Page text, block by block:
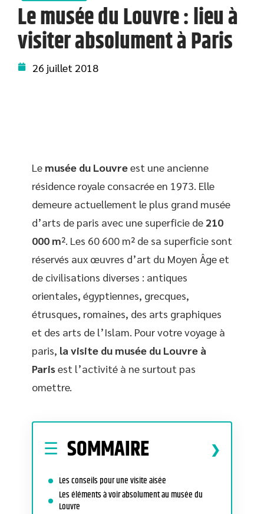
Le musée du Louvre : lieu à
visiter absolument à Paris
26 juillet 2018
Le musée du Louvreest une ancienne
résidence royale consacrée en 1973. Elle
demeure actuellement le plus grand musée
d’arts de paris avec une superficie de 210
000 m². Les 60 600 m² de sa superficie sont
réservés aux œuvres d’art du Moyen Âge et
de civilisations diverses : antiques
orientales, égyptiennes, grecques,
étrusques, romaines, des arts graphiques
et des arts de l’Islam. Pour votre voyage à
paris, la visite du musée du Louvre à
Parisest l’activité à ne surtout pas
omettre.
SOMMAIRE
Les conseils pour une visite aisée
Les éléments à voir absolument au musée du
Louvre